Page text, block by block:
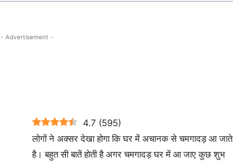
- Advertisement -
4.7 (595)
लोगों ने अक्सर देखा होगा कि घर में अचानक से चमगादड़ आ जाते
है। बहुत सी बातें होती है अगर चमगादड़ घर में आ जाए कुछ शुभ